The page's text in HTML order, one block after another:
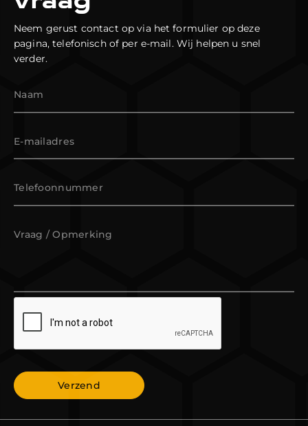
Neem gerust contact op via het formulier op deze
pagina, telefonisch of per e-mail. Wij helpen u snel
verder.
Naam
E-mailadres
Telefoonnummer
Vraag / Opmerking
Verzend